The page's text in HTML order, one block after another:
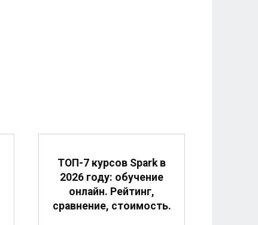
ТОП-7 курсов Spark в
2026 году: обучение
онлайн. Рейтинг,
сравнение, стоимость.